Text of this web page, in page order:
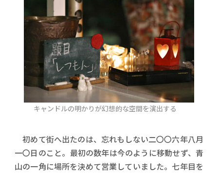
キャンドルの明かりが幻想的な空間を演出する
初めて街へ出たのは、忘れもしない二〇〇六年八月
一〇日のこと。最初の数年は今のように移動せず、青
山の一角に場所を決めて営業していました。七年目を